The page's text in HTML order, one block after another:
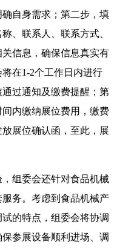
自身需求；第二步，填
、联系人、联系方式、
信息，确保信息真实有
在1-2个工作日内进行
过通知及缴费提醒；第
内缴纳展位费用，缴费
展位确认函，至此，展
组委会还针对食品机械
务。考虑到食品机械产
的特点，组委会将协调
参展设备顺利进场、调